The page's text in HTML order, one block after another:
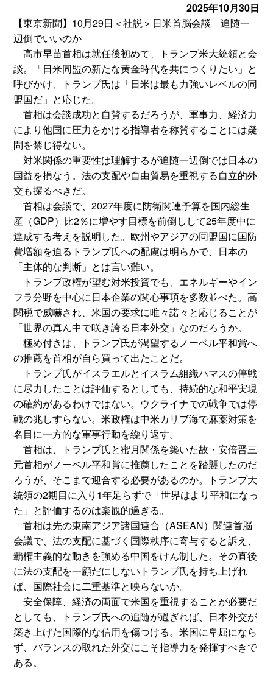
2025年10月30日
【東京新聞】10月29日＜社説＞日米首脳会談 追随一
辺倒でいいのか
高市早苗首相は就任後初めて、トランプ米大統領と会
談。「日米同盟の新たな黄金時代を共につくりたい」と
呼びかけ、トランプ氏は「日米は最も力強いレベルの同
盟国だ」と応じた。
首相は会談成功と自賛するだろうが、軍事力、経済力
により他国に圧力をかける指導者を称賛することには疑
問を禁じ得ない。
対米関係の重要性は理解するが追随一辺倒では日本の
国益を損なう。法の支配や自由貿易を重視する自立的外
交も探るべきだ。
首相は会談で、2027年度に防衛関連予算を国内総生
産（GDP）比2％に増やす目標を前倒しして25年度中に
達成する考えを説明した。欧州やアジアの同盟国に国防
費増額を迫るトランプ氏への配慮は明らかで、日本の
「主体的な判断」とは言い難い。
トランプ政権が望む対米投資でも、エネルギーやイン
フラ分野を中心に日本企業の関心事項を多数並べた。高
関税で威嚇され、米国の要求に唯々諾々と応じることが
「世界の真ん中で咲き誇る日本外交」なのだろうか。
極め付きは、トランプ氏が渇望するノーベル平和賞へ
の推薦を首相が自ら買って出たことだ。
トランプ氏がイスラエルとイスラム組織ハマスの停戦
に尽力したことは評価するとしても、持続的な和平実現
の確約があるわけではない。ウクライナでの戦争では停
戦の兆しすらない。米政権は中米カリブ海で麻薬対策を
名目に一方的な軍事行動を繰り返す。
首相は、トランプ氏と蜜月関係を築いた故・安倍晋三
元首相がノーベル平和賞に推薦したことを踏襲したのだ
ろうが、そこまで迎合する必要があるのか。トランプ大
統領の2期目に入り1年足らずで「世界はより平和になっ
た」と評価するのは楽観的過ぎる。
首相は先の東南アジア諸国連合（ASEAN）関連首脳
会議で、法の支配に基づく国際秩序に寄与すると訴え、
覇権主義的な動きを強める中国をけん制した。その直後
に法の支配を一顧だにしないトランプ氏を持ち上げれ
ば、国際社会に二重基準と映らないか。
安全保障、経済の両面で米国を重視することが必要だ
としても、トランプ氏への追随が過ぎれば、日本外交が
築き上げた国際的な信用を傷つける。米国に卑屈になら
ず、バランスの取れた外交にこそ指導力を発揮すべきで
ある。